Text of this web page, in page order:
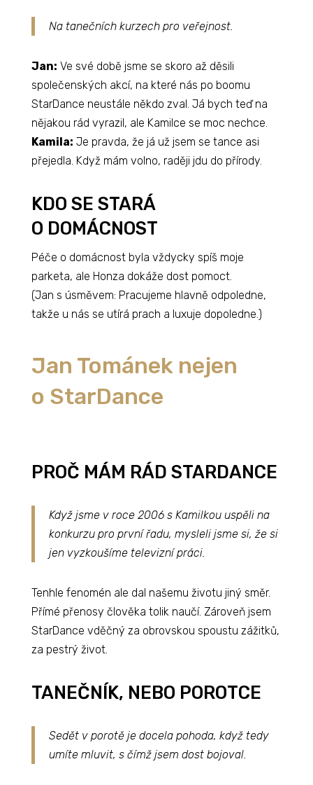
Na tanečních kurzech pro veřejnost.
Jan: Ve své době jsme se skoro až děsili
společenských akcí, na které nás po boomu
StarDance neustále někdo zval. Já bych teď na
nějakou rád vyrazil, ale Kamilce se moc nechce.
Kamila: Je pravda, že já už jsem se tance asi
přejedla. Když mám volno, raději jdu do přírody.
KDO SE STARÁ
O DOMÁCNOST
Péče o domácnost byla vždycky spíš moje
parketa, ale Honza dokáže dost pomoct.
(Jan s úsměvem: Pracujeme hlavně odpoledne,
takže u nás se utírá prach a luxuje dopoledne.)
Jan Tománek nejen
o StarDance
PROČ MÁM RÁD STARDANCE
Když jsme v roce 2006 s Kamilkou uspěli na
konkurzu pro první řadu, mysleli jsme si, že si
jen vyzkoušíme televizní práci.
Tenhle fenomén ale dal našemu životu jiný směr.
Přímé přenosy člověka tolik naučí. Zároveň jsem
StarDance vděčný za obrovskou spoustu zážitků,
za pestrý život.
TANEČNÍK, NEBO POROTCE
Sedět v porotě je docela pohoda, když tedy
umíte mluvit, s čímž jsem dost bojoval.